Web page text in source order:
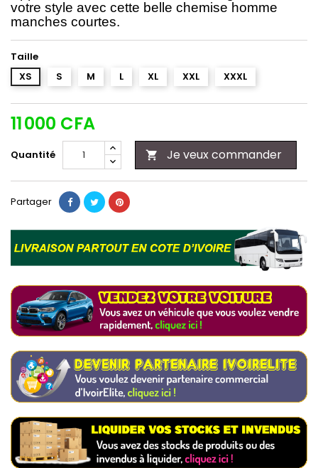
votre style avec cette belle chemise homme
manches courtes.
Taille
XS
S M L XL XXL XXXL
11 000 CFA
Quantité  Je veux commander
Partager